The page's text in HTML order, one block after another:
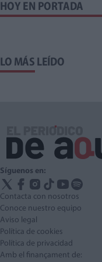
HOY EN PORTADA
LO MÁS LEÍDO
Síguenos en:
Contacta con nosotros
Conoce nuestro equipo
Aviso legal
Política de cookies
Política de privacidad
Amb el finançament de: